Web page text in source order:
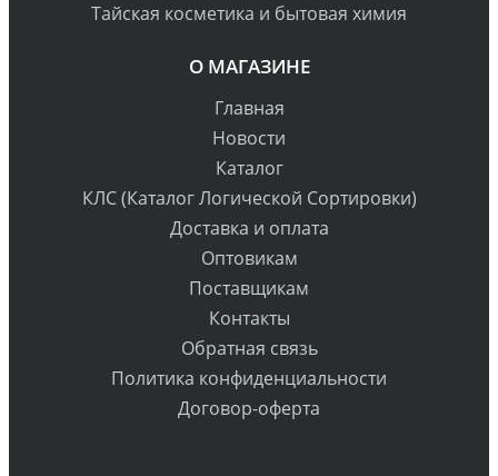
Тайская косметика и бытовая химия
О МАГАЗИНЕ
Главная
Новости
Каталог
КЛС (Каталог Логической Сортировки)
Доставка и оплата
Оптовикам
Поставщикам
Контакты
Обратная связь
Политика конфиденциальности
Договор-оферта